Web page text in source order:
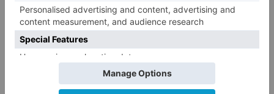
LO + VISTO
1
apertura del Castillo responde a
del proyecto